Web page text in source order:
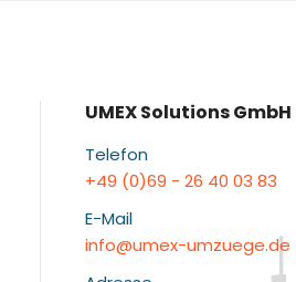
UMEX Solutions GmbH
Telefon
+49 (0)69 - 26 40 03 83
E-Mail
info@umex-umzuege.de